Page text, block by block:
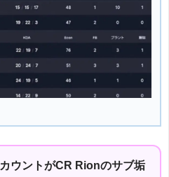
ウントがCR Rionのサブ垢